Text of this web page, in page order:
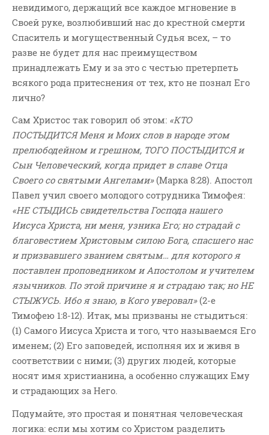
невидимого, держащий все каждое мгновение в
Своей руке, возлюбивший нас до крестной смерти
Спаситель и могущественный Судья всех, – то
разве не будет для нас преимуществом
принадлежать Ему и за это с честью претерпеть
всякого рода притеснения от тех, кто не познал Его
лично?
Сам Христос так говорил об этом: «КТО
ПОСТЫДИТСЯ Меня и Моих слов в народе этом
прелюбодейном и грешном, ТОГО ПОСТЫДИТСЯ и
Сын Человеческий, когда придет в славе Отца
Своего со святыми Ангелами»(Марка 8:28). Апостол
Павел учил своего молодого сотрудника Тимофея:
«НЕ СТЫДИСЬ свидетельства Господа нашего
Иисуса Христа, ни меня, узника Его; но страдай с
благовестием Христовым силою Бога, спасшего нас
и призвавшего званием святым… для которого я
поставлен проповедником и Апостолом и учителем
язычников. По этой причине я и страдаю так; но НЕ
СТЫЖУСЬ. Ибо я знаю, в Кого уверовал»(2-е
Тимофею 1:8-12). Итак, мы призваны не стыдиться:
(1) Самого Иисуса Христа и того, что называемся Его
именем; (2) Его заповедей, исполняя их и живя в
соответствии с ними; (3) других людей, которые
носят имя христианина, а особенно служащих Ему
и страдающих за Него.
Подумайте, это простая и понятная человеческая
логика: если мы хотим со Христом разделить